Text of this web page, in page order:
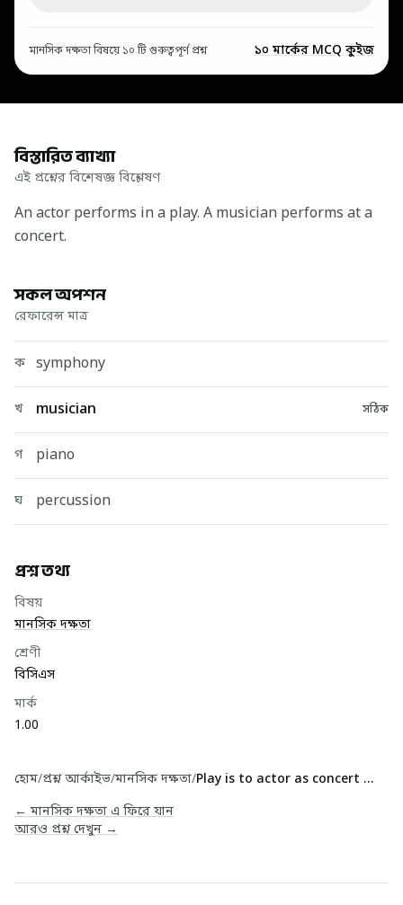
মানসিক দক্ষতা বিষয়ে ১০ টি গুরুত্বপূর্ণ প্রশ্ন ১০ মার্কের MCQ কুইজ
বিস্তারিত ব্যাখ্যা
এই প্রশ্নের বিশেষজ্ঞ বিশ্লেষণ
An actor performs in a play. A musician performs at a
concert.
সকল অপশন
রেফারেন্স মাত্র
ক symphony
খ musician সঠিক
গ piano
ঘ percussion
প্রশ্ন তথ্য
বিষয়
মানসিক দক্ষতা
শ্রেণী
বিসিএস
মার্ক
1.00
হোম/প্রশ্ন আর্কাইভ/মানসিক দক্ষতা/
Play is to actor as concert is to
← মানসিক দক্ষতা এ ফিরে যান
আরও প্রশ্ন দেখুন →